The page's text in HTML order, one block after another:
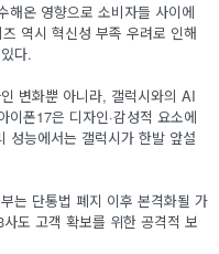
해온 영향으로 소비자들 사이에
역시 혁신성 부족 우려로 인해
다.
변화뿐 아니라, 갤럭시와의 AI
이폰17은 디자인·감성적 요소에
성능에서는 갤럭시가 한발 앞설
는 단통법 폐지 이후 본격화될 가
도 고객 확보를 위한 공격적 보